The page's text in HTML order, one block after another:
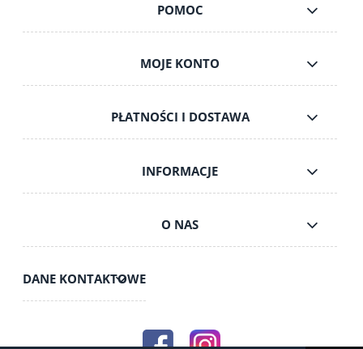
POMOC
MOJE KONTO
PŁATNOŚCI I DOSTAWA
INFORMACJE
O NAS
DANE KONTAKTOWE